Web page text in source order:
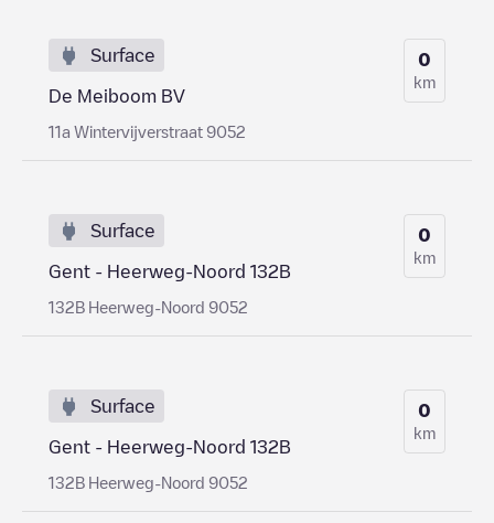
Surface
De Meiboom BV
11a Wintervijverstraat 9052
0
km
Surface
Gent - Heerweg-Noord 132B
132B Heerweg-Noord 9052
0
km
Surface
Gent - Heerweg-Noord 132B
132B Heerweg-Noord 9052
0
km